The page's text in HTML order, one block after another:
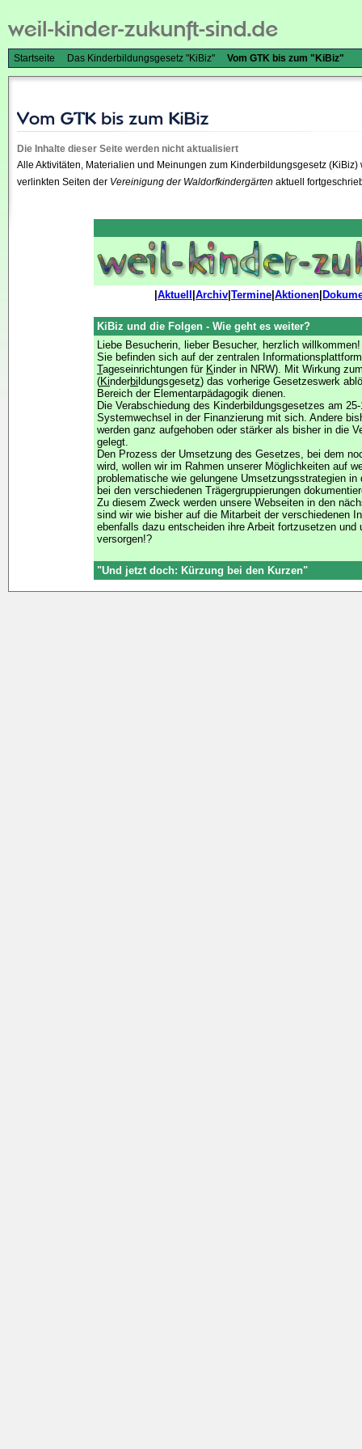
Startseite Das Kinderbildungsgesetz "KiBiz" Vom GTK bis zum "KiBiz"
Die Inhalte dieser Seite werden nicht aktualisiert
Alle Aktivitäten, Materialien und Meinungen zum Kinderbildungsgesetz (KiBiz)
verlinkten Seiten der Vereinigung der Waldorfkindergärten aktuell